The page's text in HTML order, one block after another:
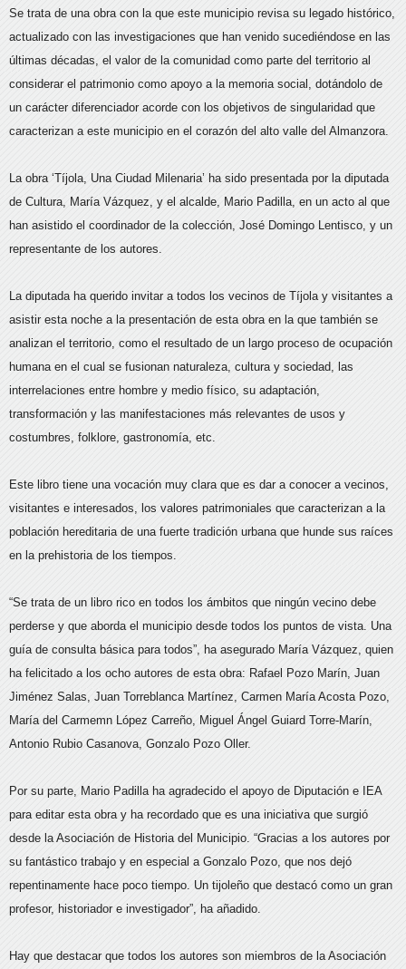
Se trata de una obra con la que este municipio revisa su legado histórico,
actualizado con las investigaciones que han venido sucediéndose en las
últimas décadas, el valor de la comunidad como parte del territorio al
considerar el patrimonio como apoyo a la memoria social, dotándolo de
un carácter diferenciador acorde con los objetivos de singularidad que
caracterizan a este municipio en el corazón del alto valle del Almanzora.
La obra ‘Tíjola, Una Ciudad Milenaria’ ha sido presentada por la diputada
de Cultura, María Vázquez, y el alcalde, Mario Padilla, en un acto al que
han asistido el coordinador de la colección, José Domingo Lentisco, y un
representante de los autores.
La diputada ha querido invitar a todos los vecinos de Tíjola y visitantes a
asistir esta noche a la presentación de esta obra en la que también se
analizan el territorio, como el resultado de un largo proceso de ocupación
humana en el cual se fusionan naturaleza, cultura y sociedad, las
interrelaciones entre hombre y medio físico, su adaptación,
transformación y las manifestaciones más relevantes de usos y
costumbres, folklore, gastronomía, etc.
Este libro tiene una vocación muy clara que es dar a conocer a vecinos,
visitantes e interesados, los valores patrimoniales que caracterizan a la
población hereditaria de una fuerte tradición urbana que hunde sus raíces
en la prehistoria de los tiempos.
“Se trata de un libro rico en todos los ámbitos que ningún vecino debe
perderse y que aborda el municipio desde todos los puntos de vista. Una
guía de consulta básica para todos”, ha asegurado María Vázquez, quien
ha felicitado a los ocho autores de esta obra: Rafael Pozo Marín, Juan
Jiménez Salas, Juan Torreblanca Martínez, Carmen María Acosta Pozo,
María del Carmemn López Carreño, Miguel Ángel Guiard Torre-Marín,
Antonio Rubio Casanova, Gonzalo Pozo Oller.
Por su parte, Mario Padilla ha agradecido el apoyo de Diputación e IEA
para editar esta obra y ha recordado que es una iniciativa que surgió
desde la Asociación de Historia del Municipio. “Gracias a los autores por
su fantástico trabajo y en especial a Gonzalo Pozo, que nos dejó
repentinamente hace poco tiempo. Un tijoleño que destacó como un gran
profesor, historiador e investigador”, ha añadido.
Hay que destacar que todos los autores son miembros de la Asociación